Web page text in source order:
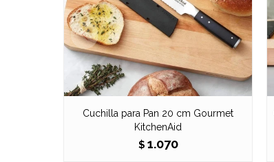
Cuchilla para Pan 20 cm Gourmet
KitchenAid
$ 1.070